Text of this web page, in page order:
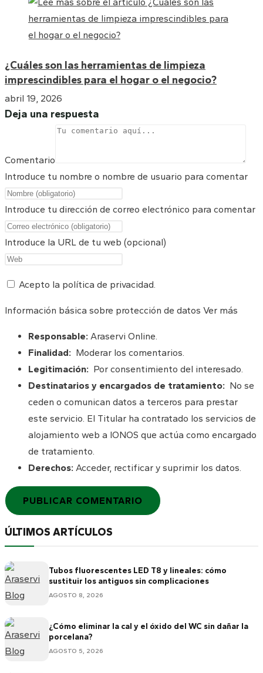
¿Cuáles son las herramientas de limpieza
imprescindibles para el hogar o el negocio?
abril 19, 2026
Deja una respuesta
Comentario
Introduce tu nombre o nombre de usuario para comentar
Introduce tu dirección de correo electrónico para comentar
Introduce la URL de tu web (opcional)
Acepto la política de privacidad.
Información básica sobre protección de datos Ver más
Responsable: Araservi Online.
Finalidad: Moderar los comentarios.
Legitimación: Por consentimiento del interesado.
Destinatarios y encargados de tratamiento: No se
ceden o comunican datos a terceros para prestar
este servicio. El Titular ha contratado los servicios de
alojamiento web a IONOS que actúa como encargado
de tratamiento.
Derechos: Acceder, rectificar y suprimir los datos.
ÚLTIMOS ARTÍCULOS
Tubos fluorescentes LED T8 y lineales: cómo
sustituir los antiguos sin complicaciones
AGOSTO 8, 2026
¿Cómo eliminar la cal y el óxido del WC sin dañar la
porcelana?
AGOSTO 5, 2026